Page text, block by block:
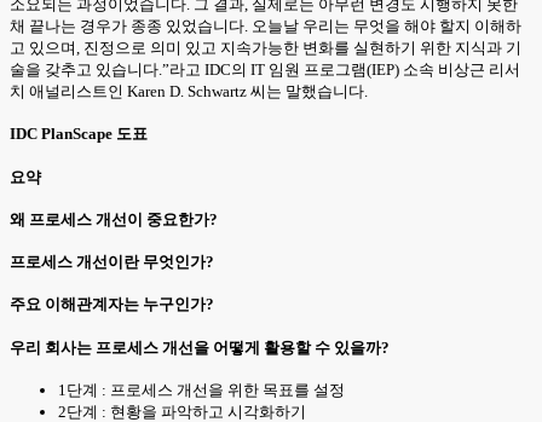
소요되는 과정이었습니다. 그 결과, 실제로는 아무런 변경도 시행하지 못한
채 끝나는 경우가 종종 있었습니다. 오늘날 우리는 무엇을 해야 할지 이해하
고 있으며, 진정으로 의미 있고 지속가능한 변화를 실현하기 위한 지식과 기
술을 갖추고 있습니다.”라고 IDC의 IT 임원 프로그램(IEP) 소속 비상근 리서
치 애널리스트인 Karen D. Schwartz 씨는 말했습니다.
IDC PlanScape 도표
요약
왜 프로세스 개선이 중요한가?
프로세스 개선이란 무엇인가?
주요 이해관계자는 누구인가?
우리 회사는 프로세스 개선을 어떻게 활용할 수 있을까?
1단계 : 프로세스 개선을 위한 목표를 설정
2단계 : 현황을 파악하고 시각화하기